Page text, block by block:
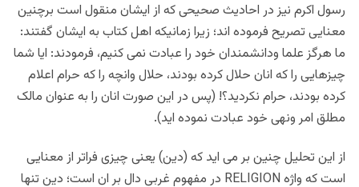
رسول اکرم نیز در احادیث صحیحی که از ایشان منقول است برچنین
معنایی تصریح فرموده اند؛ زیرا زمانیکه اهل کتاب به ایشان گفتند:
ما هرگز علما ودانشمندان خود را عبادت نمی کنیم، فرمودند: ایا شما
چیزهایی را که انان حلال کرده بودند، حلال وانچه را که حرام اعلام
کرده بودند، حرام نکردید؟! (پس در این صورت انان را به عنوان مالک
مطلق امر ونهی خود عبادت نموده اید).
از این تحلیل چنین بر می اید که (دین) یعنی چیزی فراتر از معنایی
است که واژه RELIGION در مفهوم غربی دال بر ان است؛ دین تنها